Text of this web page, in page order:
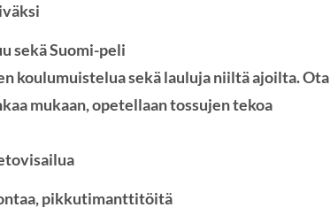
sekä Suomi-peli
koulumuistelua sekä lauluja niiltä ajoilta. Ota
mukaan, opetellaan tossujen tekoa
pikkutimanttitöitä